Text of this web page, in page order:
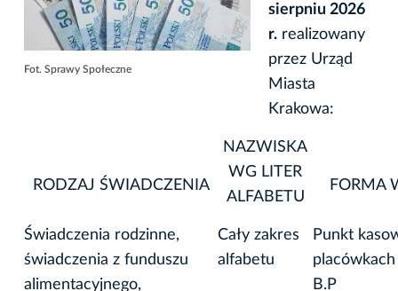
Fot. Sprawy Społeczne
sierpniu 2026
r. realizowany
przez Urząd
Miasta
Krakowa:
RODZAJ ŚWIADCZENIA
NAZWISKA
WG LITER
ALFABETU
FORMA
Świadczenia rodzinne,
świadczenia z funduszu
alimentacyjnego,
Cały zakres
alfabetu
Punkt
B.P